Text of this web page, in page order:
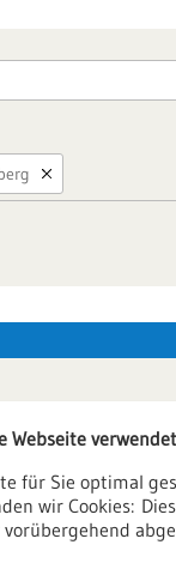
Webseite
für Sie optimal
wir Cookies: